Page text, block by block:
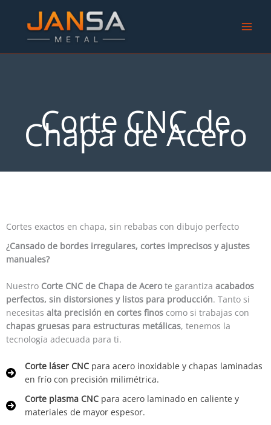
contenido
Corte CNC de
Chapa de Acero
Cortes exactos en chapa, sin rebabas con dibujo perfecto
¿Cansado de bordes irregulares, cortes imprecisos y ajustes
manuales?
Nuestro Corte CNC de Chapa de Acerote garantiza acabados
perfectos, sin distorsiones y listos para producción. Tanto si
necesitas alta precisión en cortes finos como si trabajas con
chapas gruesas para estructuras metálicas, tenemos la
tecnología adecuada para ti.
Corte láser CNC para acero inoxidable y chapas laminadas
en frío con precisión milimétrica.
Corte plasma CNC para acero laminado en caliente y
materiales de mayor espesor.